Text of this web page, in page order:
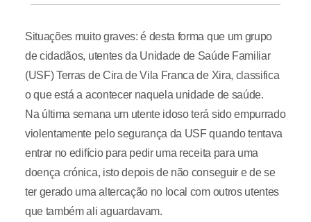
Situações muito graves: é desta forma que um grupo
de cidadãos, utentes da Unidade de Saúde Familiar
(USF) Terras de Cira de Vila Franca de Xira, classifica
o que está a acontecer naquela unidade de saúde.
Na última semana um utente idoso terá sido empurrado
violentamente pelo segurança da USF quando tentava
entrar no edifício para pedir uma receita para uma
doença crónica, isto depois de não conseguir e de se
ter gerado uma altercação no local com outros utentes
que também ali aguardavam.